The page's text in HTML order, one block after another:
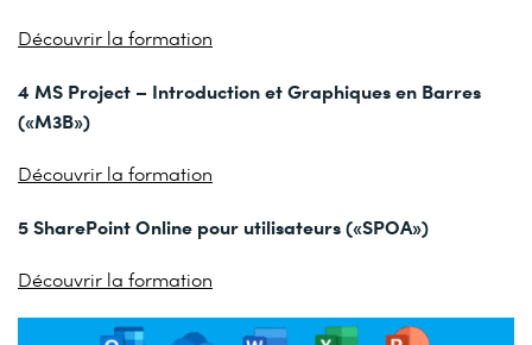
Découvrir la formation
4 MS Project – Introduction et Graphiques en Barres
(«M3B»)
Découvrir la formation
5 SharePoint Online pour utilisateurs («SPOA»)
Découvrir la formation